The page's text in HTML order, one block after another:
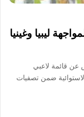
ليبيا وغينيا
عن قائمة لاعبي
الاستوائية ضمن تصفيات